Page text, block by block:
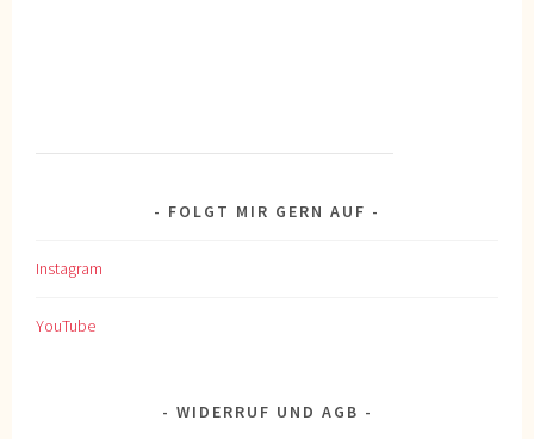
FOLGT MIR GERN AUF
Instagram
YouTube
WIDERRUF UND AGB